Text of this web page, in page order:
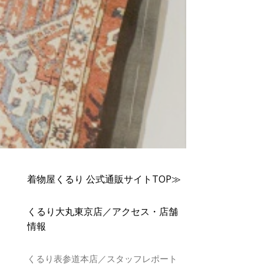
着物屋くるり 公式通販サイトTOP≫
くるり大丸東京店／アクセス・店舗
情報
くるり表参道本店／スタッフレポート